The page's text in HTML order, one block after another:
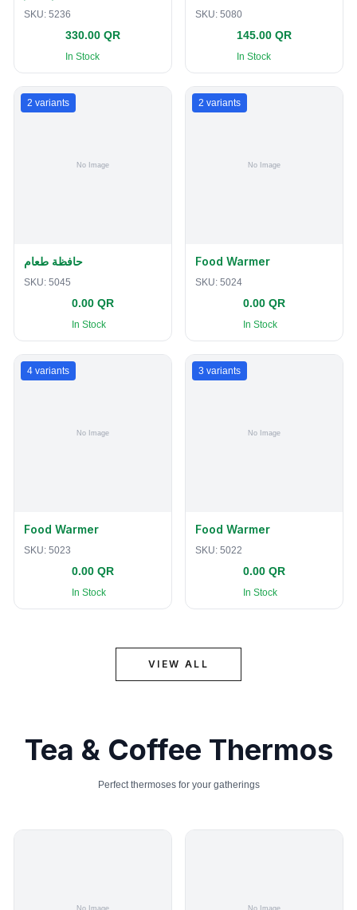
SKU: 5236
330.00 QR
In Stock
SKU: 5080
145.00 QR
In Stock
2 variants
حافظة طعام
SKU: 5045
0.00 QR
In Stock
2 variants
Food Warmer
SKU: 5024
0.00 QR
In Stock
4 variants
Food Warmer
SKU: 5023
0.00 QR
In Stock
3 variants
Food Warmer
SKU: 5022
0.00 QR
In Stock
VIEW ALL
Tea & Coffee Thermos
Perfect thermoses for your gatherings